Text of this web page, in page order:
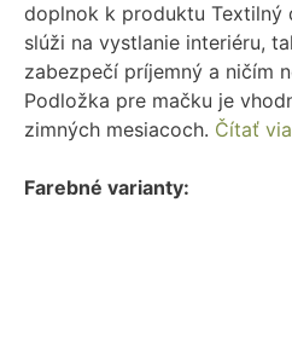
doplnok k produktu Textilný
slúži na vystlanie interiéru,
zabezpečí príjemný a ničím
Podložka pre mačku je
zimných mesiacoch. Čítať
Farebné varianty: